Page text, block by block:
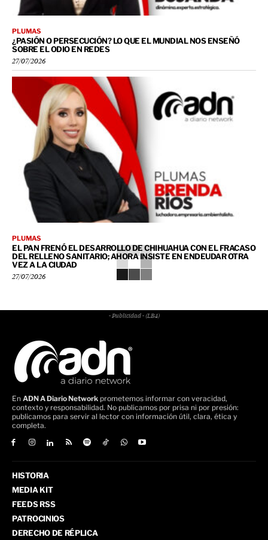
PLUMAS
¿PASIÓN O PERSECUCIÓN? LO QUE EL MUNDIAL NOS ENSEÑÓ
SOBRE EL ODIO EN REDES
27/07/2026
PLUMAS
EL PAN FRENÓ EL DESARROLLO DE CHIHUAHUA CON EL FRACASO
DEL RELLENO SANITARIO; AHORA INSISTE EN ENDEUDAR OTRA
VEZ A LA CIUDAD
27/07/2026
- Publicidad - (LB4)
En ADN A Diario Network prometemos informar con veracidad,
contexto y responsabilidad. No publicamos por prisa ni por presión:
publicamos para servir al lector con información útil, clara, ética y
completa.
HISTORIA
MEDIA KIT
FEEDS RSS
PATROCINIOS
DERECHO DE RÉPLICA